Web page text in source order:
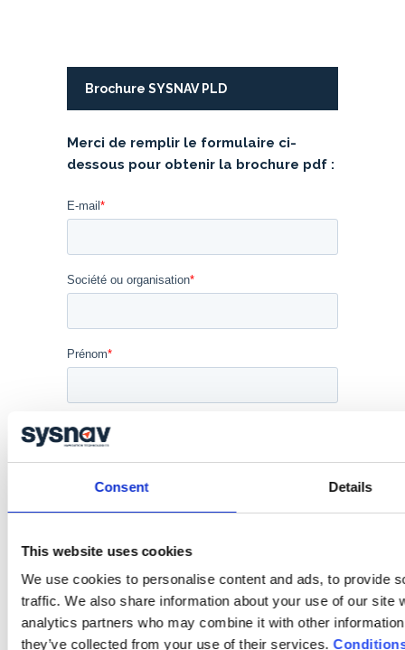
Consent Details
This website uses cookies
We use cookies to personalise content and ads, to provide
traffic. We also share information about your use of our site
analytics partners who may combine it with other
they’ve collected from your use of their services.
Brochure SYSNAV PLD
Merci de remplir le formulaire ci-
dessous pour obtenir la brochure pdf :